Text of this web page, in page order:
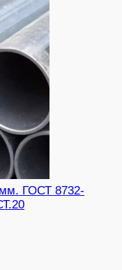
ГОСТ 8732-